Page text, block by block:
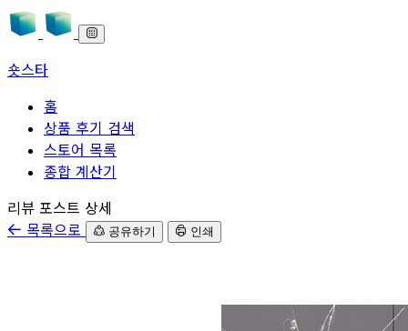
숏스타
홈
상품 후기 검색
스토어 목록
종합 계산기
본문으로 바로가기
리뷰 포스트 상세
목록으로
공유하기 인쇄